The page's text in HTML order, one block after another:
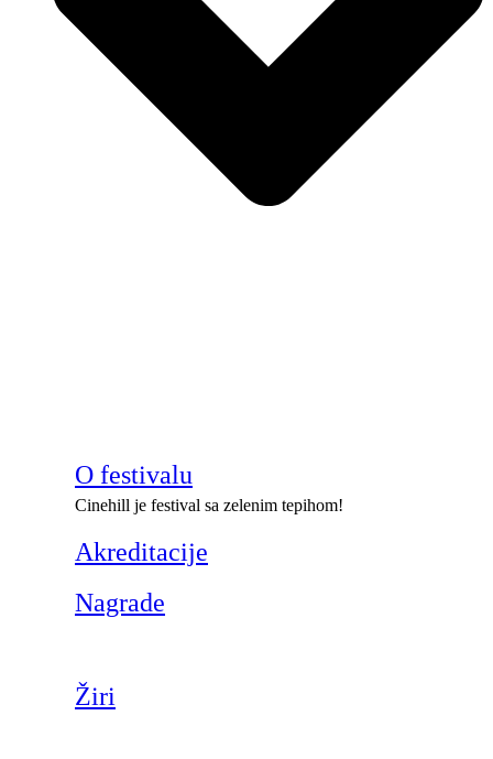
O festivalu
Cinehill je festival sa zelenim tepihom!
Akreditacije
Nagrade
Žiri